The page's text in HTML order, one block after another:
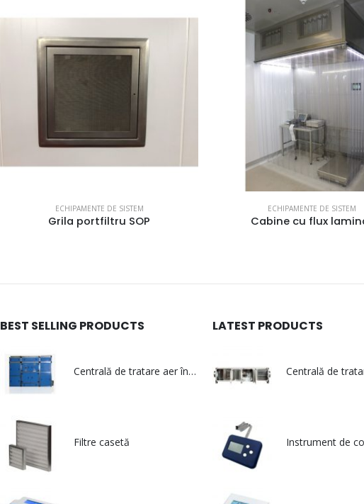
ECHIPAMENTE DE SISTEM
Cabine cu flux laminar
ECHIPAMENTE DE SISTEM
Cutie filtrantă cu filtru
BEST SELLING PRODUCTS
Centrală de tratare aer în execuție igienică - multiCOMPACT
Filtre casetă
LATEST PRODUCTS